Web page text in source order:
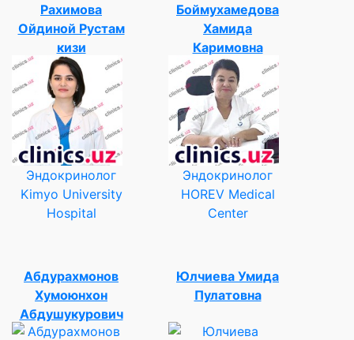
Рахимова
Ойдиной Рустам
кизи
Эндокринолог
Kimyo University
Hospital
Боймухамедова
Хамида
Каримовна
Эндокринолог
HOREV Medical
Center
Абдурахмонов
Хумоюнхон
Абдушукурович
Юлчиева Умида
Пулатовна